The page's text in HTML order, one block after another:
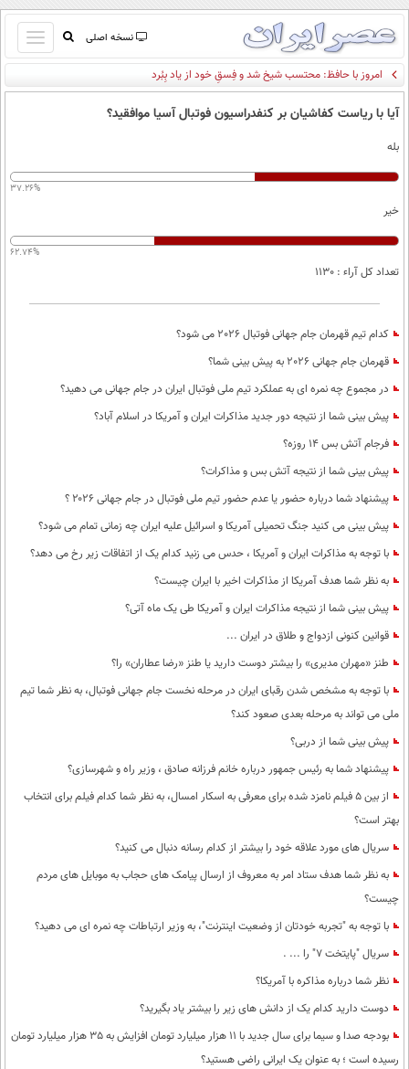
نسخه اصلی
باز
و
بسته
صفحه اول
تماس با ما
نظرسنجی
پیوند ها
خودرو
جامعه
اجتماعی
حوادث
محیط زیست
سفر و تفریح
ورزشی
بین الملل
علم و دانش
فناوری و It
اخبار کریپتو
قرآن
باشگاه مغز
مجله تصویری سلاح
اقتصاد
سیاست
گوناگون
حوادث
سلامت
حیات وحش
سیاست خارجی
عصر ایران 2
خواندنی ها و دیدنی ها
داستان کوتاه
پیامک
آشپزی
دانلود
آموزش زبان
آیا با ریاست کفاشیان بر کنفدراسیون فوتبال آسیا موافقید؟
بله
37.26%
خیر
62.74%
تعداد کل آراء : 1130
کدام تیم قهرمان جام جهانی فوتبال 2026 می شود؟
قهرمان جام جهانی 2026 به پیش بینی شما؟
در مجموع چه نمره ای به عملکرد تیم ملی فوتبال ایران در جام جهانی می دهید؟
پیش بینی شما از نتیجه دور جدید مذاکرات ایران و آمریکا در اسلام آباد؟
فرجام آتش بس 14 روزه؟
پیش بینی شما از نتیجه آتش بس و مذاکرات؟
پیشنهاد شما درباره حضور یا عدم حضور تیم ملی فوتبال در جام جهانی ۲۰۲۶ ؟
پیش بینی می کنید جنگ تحمیلی آمریکا و اسرائیل علیه ایران چه زمانی تمام می شود؟
با توجه به مذاکرات ایران و آمریکا ، حدس می زنید کدام یک از اتفاقات زیر رخ می دهد؟
به نظر شما هدف آمریکا از مذاکرات اخیر با ایران چیست؟
پیش بینی شما از نتیجه مذاکرات ایران و آمریکا طی یک ماه آتی؟
قوانین کنونی ازدواج و طلاق در ایران ...
طنز «مهران مدیری» را بیشتر دوست دارید یا طنز «رضا عطاران» را؟
با توجه به مشخص شدن رقبای ایران در مرحله نخست جام جهانی فوتبال، به نظر شما تیم
ملی می تواند به مرحله بعدی صعود کند؟
پیش بینی شما از دربی؟
پیشنهاد شما به رئیس جمهور درباره خانم فرزانه صادق ، وزیر راه و شهرسازی؟
از بین 5 فیلم نامزد شده برای معرفی به اسکار امسال، به نظر شما کدام فیلم برای انتخاب
بهتر است؟
سریال های مورد علاقه خود را بیشتر از کدام رسانه دنبال می کنید؟
به نظر شما هدف ستاد امر به معروف از ارسال پیامک های حجاب به موبایل های مردم
چیست؟
با توجه به "تجربه خودتان از وضعیت اینترنت"، به وزیر ارتباطات چه نمره ای می دهید؟
سریال "پایتخت 7" را ... .
نظر شما درباره مذاکره با آمریکا؟
دوست دارید کدام یک از دانش های زیر را بیشتر یاد بگیرید؟
بودجه صدا و سیما برای سال جدید با 11 هزار میلیارد تومان افزایش به 35 هزار میلیارد تومان
رسیده است ؛ به عنوان یک ایرانی راضی هستید؟